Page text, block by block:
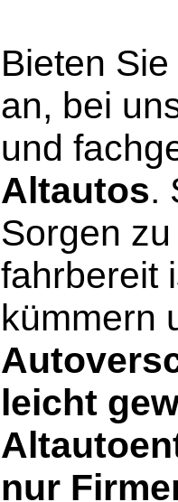
Bieten
an, bei
und
Altautos.
Sorgen
fahrbereit
kümmern
leicht
nur